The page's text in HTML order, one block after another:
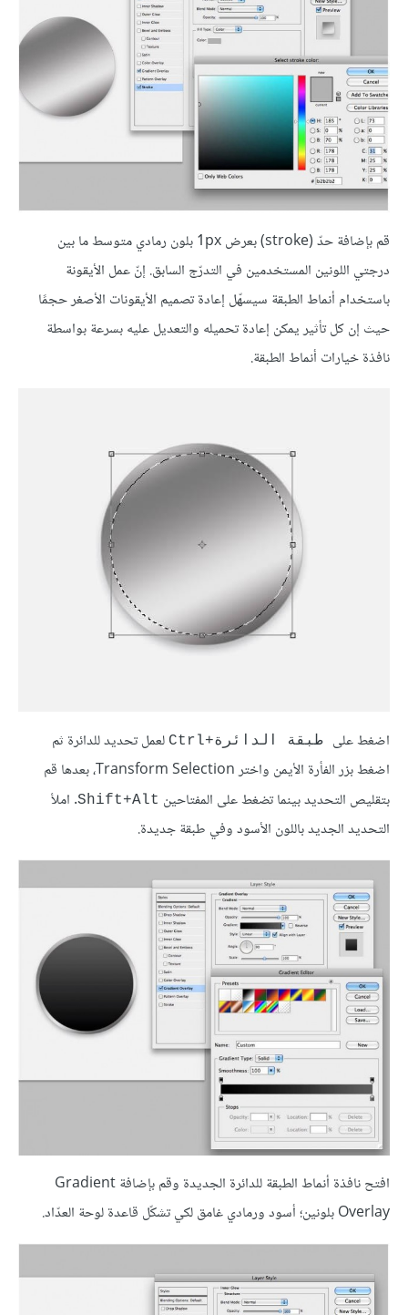
قم بإضافة حدّ (stroke) بعرض 1px بلون رمادي متوسط ما بين
درجتي اللونين المستخدمين في التدرّج السابق. إنّ عمل الأيقونة
باستخدام أنماط الطبقة سيسهّل إعادة تصميم الأيقونات الأصغر حجمًا
حيث إن كل تأثير يمكن إعادة تحميله والتعديل عليه بسرعة بواسطة
نافذة خيارات أنماط الطبقة.
اضغط على طبقة الدائرة+Ctrl
لعمل تحديد للدائرة ثم
اضغط بزر الفأرة الأيمن واختر Transform Selection، بعدها قم
بتقليص التحديد بينما تضغط على المفتاحين Shift+Alt. املأ
التحديد الجديد باللون الأسود وفي طبقة جديدة.
افتح نافذة أنماط الطبقة للدائرة الجديدة وقم بإضافة Gradient
Overlay بلونين؛ أسود ورمادي غامق لكي تشكّل قاعدة لوحة العدّاد.